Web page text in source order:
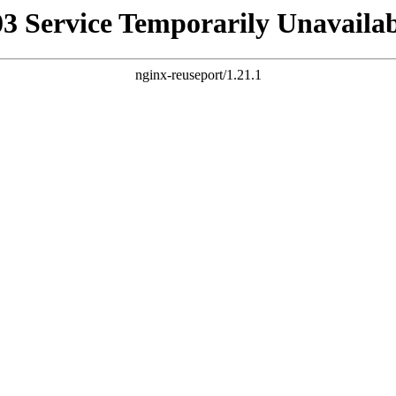
Service Temporarily
nginx-reuseport/1.21.1